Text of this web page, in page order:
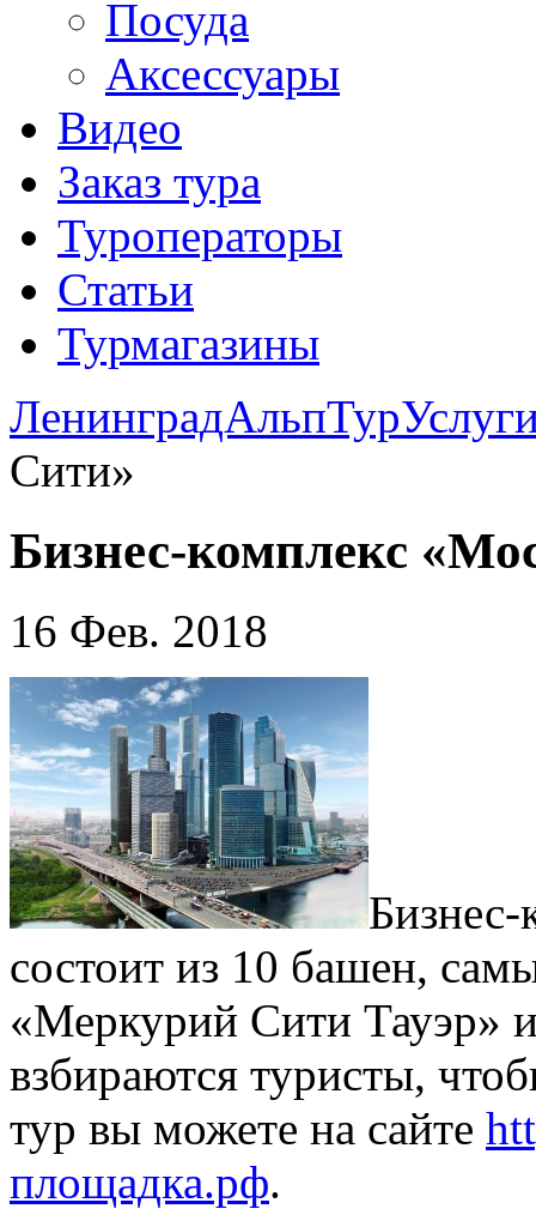
Посуда
Аксессуары
Видео
Заказ тура
Туроператоры
Статьи
Турмагазины
ЛенинградАльпТур
Сити»
Бизнес-комплекс
16 Фев. 2018
состоит из 10 башен,
«Меркурий Сити Тауэр»
взбираются туристы,
тур вы можете на сайте
площадка.рф.